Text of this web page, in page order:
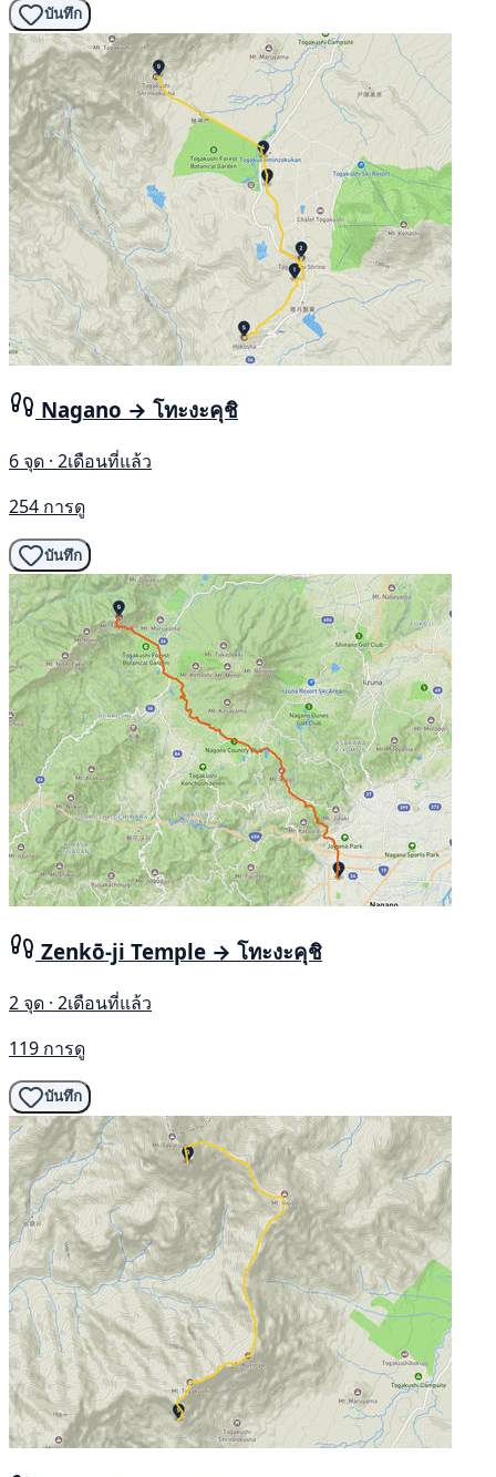
บันทึก
Nagano → โทะงะคุชิ
6 จุด · 2เดือนที่แล้ว
254 การดู
บันทึก
Zenkō-ji Temple → โทะงะคุชิ
2 จุด · 2เดือนที่แล้ว
119 การดู
บันทึก